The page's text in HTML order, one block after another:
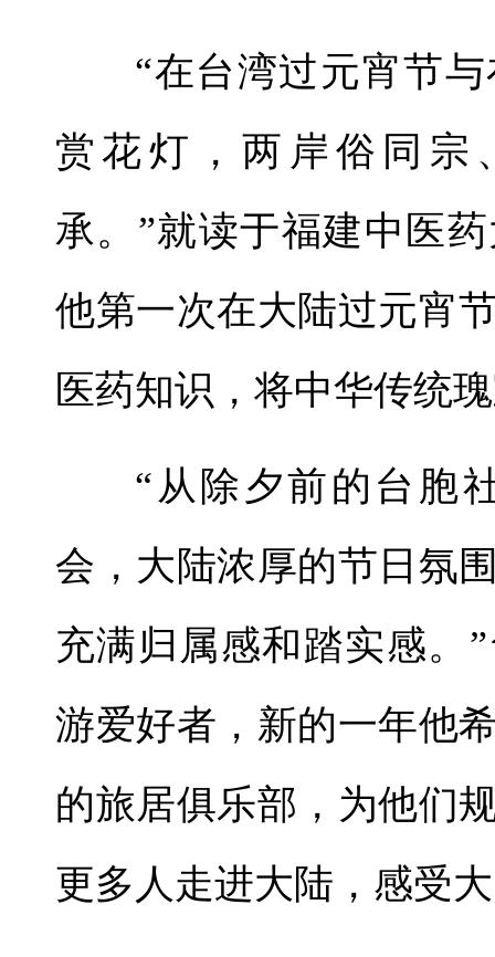
“在台湾过元宵节
赏花灯，两岸俗同宗
承。”就读于福建中医
他第一次在大陆过元宵
医药知识，将中华传统
“从除夕前的台胞
会，大陆浓厚的节日氛
充满归属感和踏实感。
游爱好者，新的一年他
的旅居俱乐部，为他们
更多人走进大陆，感受